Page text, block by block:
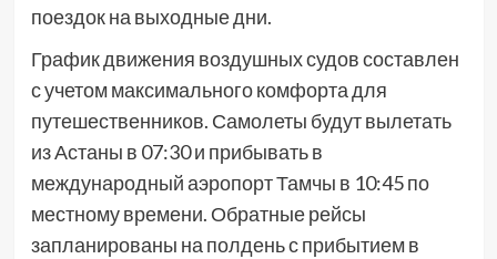
поездок на выходные дни.
График движения воздушных судов составлен
с учетом максимального комфорта для
путешественников. Самолеты будут вылетать
из Астаны в 07:30 и прибывать в
международный аэропорт Тамчы в 10:45 по
местному времени. Обратные рейсы
запланированы на полдень с прибытием в